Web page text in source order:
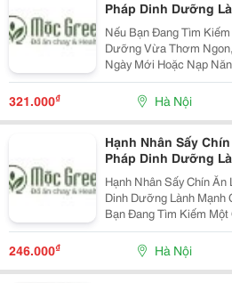
Pháp Dinh Dưỡng
Hiện Đại
Nếu Bạn Đang Tìm
Dưỡng Vừa Thơm
Ngày Mới Hoặc Nạp
Thì Mì Konjac Shirataki
321.000₫ Hà Nội
Hạnh Nhân Sấy
Pháp Dinh Dưỡng
Hiện Đại
Hạnh Nhân Sấy Chín Ăn
Dinh Dưỡng Lành Mạnh
Bạn Đang Tìm Kiếm Một
Dưỡng Vừa Thơm
Ngày Mới Hoặc Nạp
Thì Hạnh Nhân...
246.000₫ Hà Nội